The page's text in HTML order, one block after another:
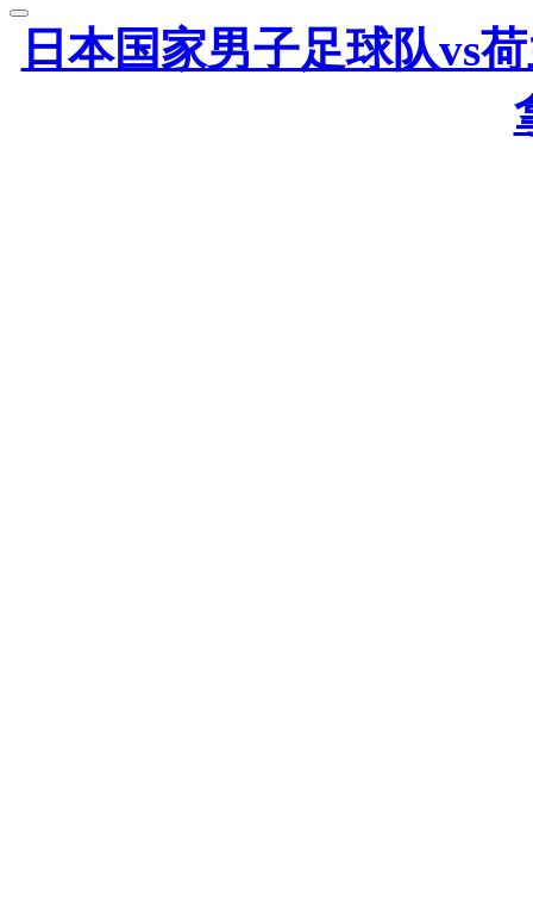
日本国家男子足球队vs